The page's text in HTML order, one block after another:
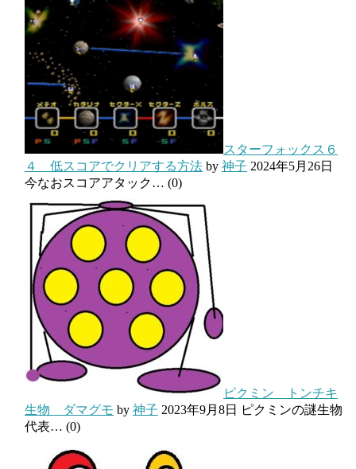
スターフォックス６
４ 低スコアでクリアする方法 by 神子 2024年5月26日
今なおスコアアタック… (0)
ピクミン トンチキ
生物 ダマグモ by 神子 2023年9月8日
ピクミンの謎生物
代表… (0)